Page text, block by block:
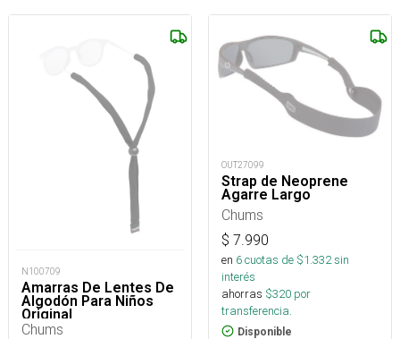
N100709
Amarras De Lentes De
Algodón Para Niños
Original
Chums
OUT27099
Strap de Neoprene
Agarre Largo
Chums
$ 7.990
en 6cuotas de $1.332sin
interés
ahorras $320 por
transferencia.
Disponible